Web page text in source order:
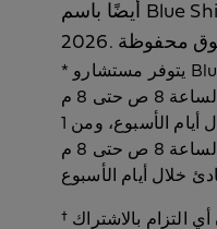
أيضًا باسم Blue Shield of California 1999-
* يتوفر مستشارو Blue Shield Medicare من 1
أكتوبر إلى 31 مارس من الساعة 8 ص حتى 8 م
بتوقيت المحيط الهادئ طوال أيام الأسبوع، ومن 1
أبريل إلى 30 سبتمبر من الساعة 8 ص حتى 8 م